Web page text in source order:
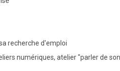
recherche d'emploi
numériques, atelier "parler de